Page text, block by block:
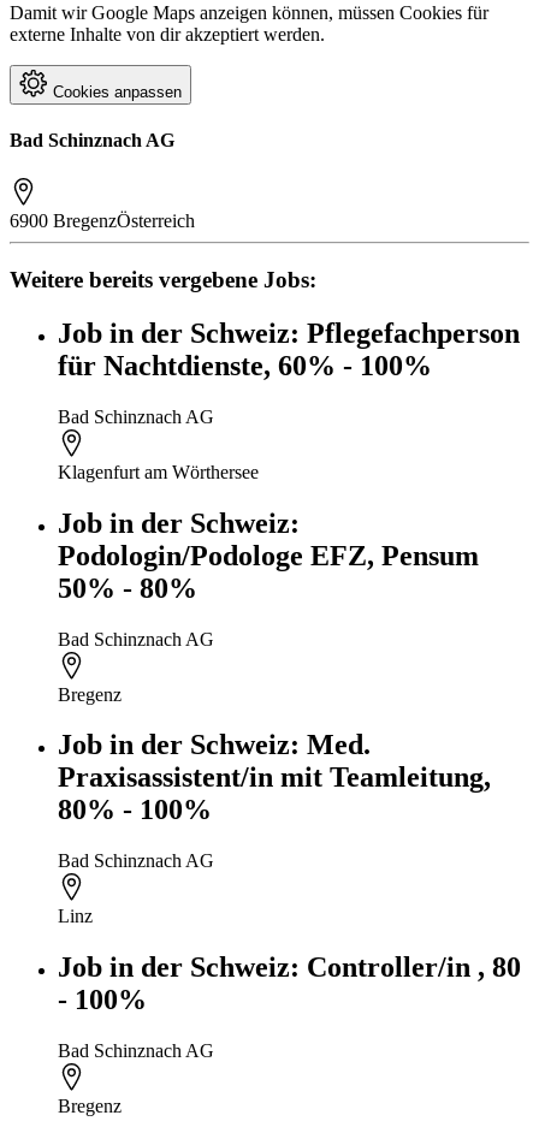
Damit wir Google Maps anzeigen können, müssen Cookies für
externe Inhalte von dir akzeptiert werden.
Cookies anpassen
Bad Schinznach AG
6900 BregenzÖsterreich
Weitere bereits vergebene Jobs:
Job in der Schweiz: Pflegefachperson
für Nachtdienste, 60% - 100%
Bad Schinznach AG
Klagenfurt am Wörthersee
Job in der Schweiz:
Podologin/Podologe EFZ, Pensum
50% - 80%
Bad Schinznach AG
Bregenz
Job in der Schweiz: Med.
Praxisassistent/in mit Teamleitung,
80% - 100%
Bad Schinznach AG
Linz
Job in der Schweiz: Controller/in , 80
- 100%
Bad Schinznach AG
Bregenz